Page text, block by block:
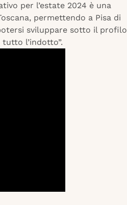
per l’estate 2024 è una
permettendo a Pisa di
sviluppare sotto il profilo
l’indotto”.